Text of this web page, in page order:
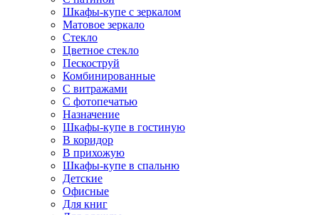
Шкафы-купе с зеркалом
Матовое зеркало
Стекло
Цветное стекло
Пескоструй
Комбинированные
С витражами
С фотопечатью
Назначение
Шкафы-купе в гостиную
В коридор
В прихожую
Шкафы-купе в спальню
Детские
Офисные
Для книг